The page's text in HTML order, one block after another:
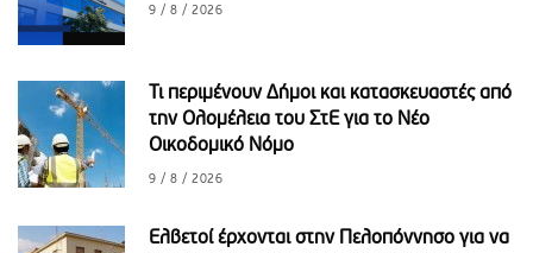
9 / 8 / 2026
Τι περιμένουν Δήμοι και κατασκευαστές από
την Ολομέλεια του ΣτΕ για το Νέο
Οικοδομικό Νόμο
9 / 8 / 2026
Ελβετοί έρχονται στην Πελοπόννησο για να